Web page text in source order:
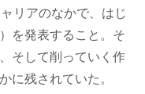
リアのなかで、はじ
を発表すること。そ
そして削っていく作
に残されていた。